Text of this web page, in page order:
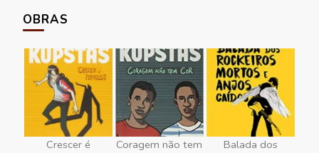
OBRAS
Crescer é
Coragem não tem
Balada dos